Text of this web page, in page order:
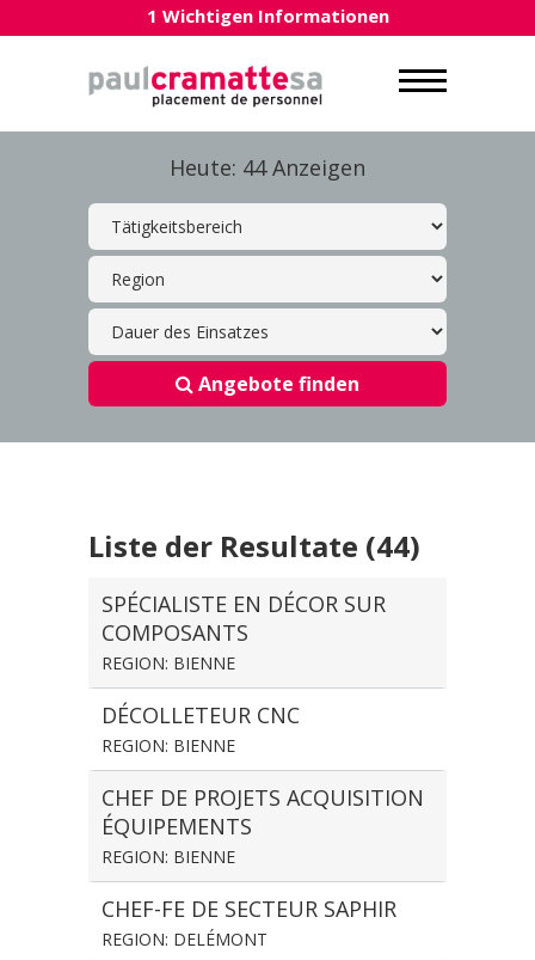
1 Wichtigen Informationen
Heute: 44 Anzeigen
Angebote finden
Liste der Resultate (44)
SPÉCIALISTE EN DÉCOR SUR
COMPOSANTS
REGION: BIENNE
DÉCOLLETEUR CNC
REGION: BIENNE
CHEF DE PROJETS ACQUISITION
ÉQUIPEMENTS
REGION: BIENNE
CHEF-FE DE SECTEUR SAPHIR
REGION: DELÉMONT